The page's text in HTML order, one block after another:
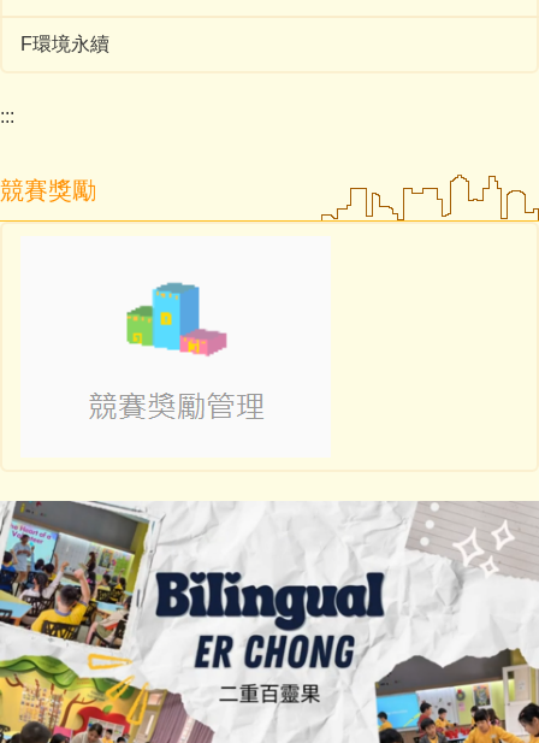
F環境永續
:::
競賽獎勵